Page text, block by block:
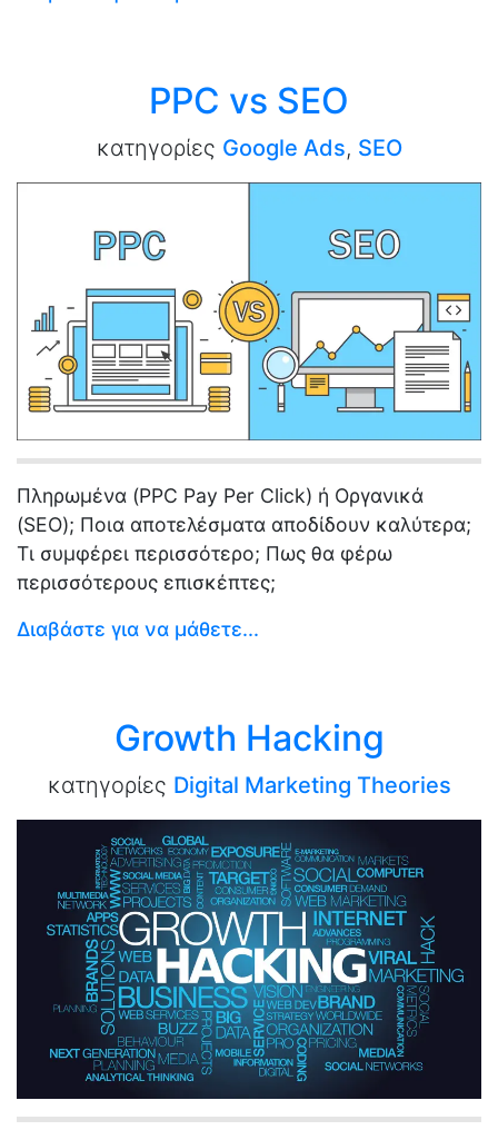
PPC vs SEO
κατηγορίες Google Ads, SEO
Πληρωμένα (PPC Pay Per Click) ή Οργανικά
(SEO); Ποια αποτελέσματα αποδίδουν καλύτερα;
Τι συμφέρει περισσότερο; Πως θα φέρω
περισσότερους επισκέπτες;
Διαβάστε για να μάθετε...
Growth Hacking
κατηγορίες Digital Marketing Theories